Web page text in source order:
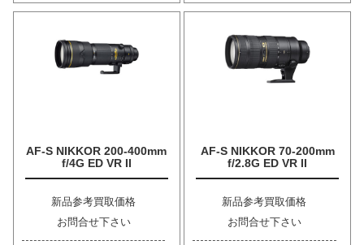
AF-S NIKKOR 200-400mm
f/4G ED VR II
新品参考買取価格
お問合せ下さい
AF-S NIKKOR 70-200mm
f/2.8G ED VR II
新品参考買取価格
お問合せ下さい